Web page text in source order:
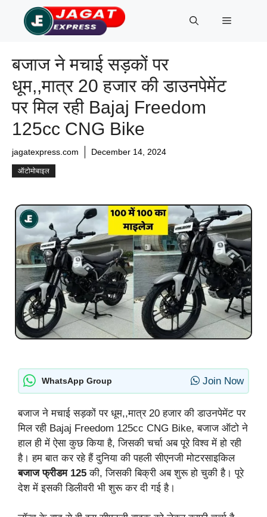
content
Menu
बजाज ने मचाई सड़कों पर
धूम,,मात्र 20 हजार की डाउनपेमेंट
पर मिल रही Bajaj Freedom
125cc CNG Bike
jagatexpress.com December 14, 2024
ऑटोमोबाइल
WhatsApp Group Join Now
बजाज ने मचाई सड़कों पर धूम,,मात्र 20 हजार की डाउनपेमेंट पर
मिल रही Bajaj Freedom 125cc CNG Bike, बजाज ऑटो ने
हाल ही में ऐसा कुछ किया है, जिसकी चर्चा अब पूरे विश्व में हो रही
है। हम बात कर रहे हैं दुनिया की पहली सीएनजी मोटरसाइकिल
बजाज फ्रीडम 125 की, जिसकी बिक्री अब शुरू हो चुकी है। पूरे
देश में इसकी डिलीवरी भी शुरू कर दी गई है।